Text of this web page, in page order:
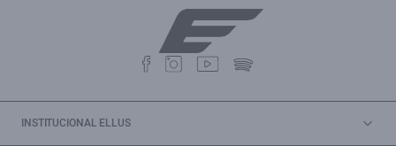
INSTITUCIONAL ELLUS